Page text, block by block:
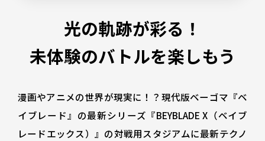
光の軌跡が彩る！
未体験のバトルを楽しもう
漫画やアニメの世界が現実に！？現代版ベーゴマ『ベ
イブレード』の最新シリーズ『BEYBLADE X（ベイブ
レードエックス）』の対戦用スタジアムに最新テクノ